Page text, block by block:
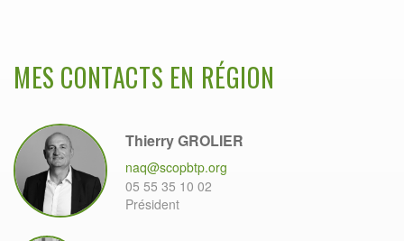
MES CONTACTS EN RÉGION
Thierry GROLIER
naq@scopbtp.org
05 55 35 10 02
Président